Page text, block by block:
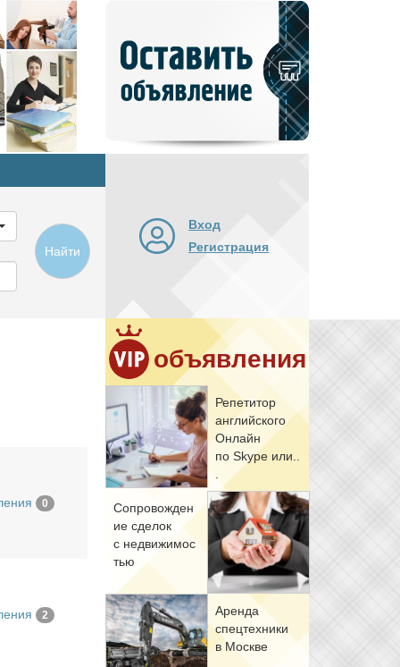
объявление
Найти
Вход
Регистрация
объявления
Ре­пе­ти­тор
ан­глий­ско­го
Он­лайн
по Skype или..
Со­про­вож­де­н
ие сде­лок
с недви­жи­мо­с
тью
Арен­да
спец­тех­ни­ки
в Москве
0
2